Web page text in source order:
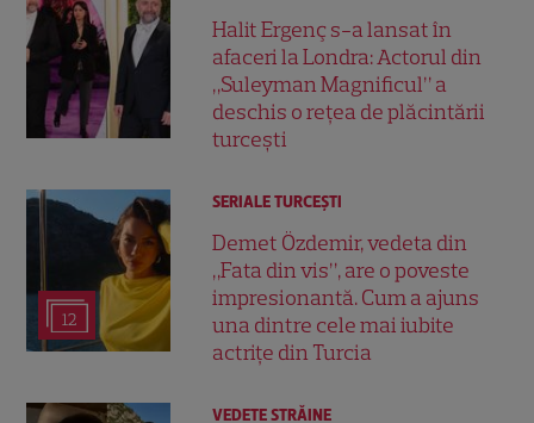
Halit Ergenç s-a lansat în
afaceri la Londra: Actorul din
„Suleyman Magnificul” a
deschis o rețea de plăcintării
turcești
12
SERIALE TURCEŞTI
Demet Özdemir, vedeta din
„Fata din vis”, are o poveste
impresionantă. Cum a ajuns
una dintre cele mai iubite
actrițe din Turcia
VEDETE STRĂINE